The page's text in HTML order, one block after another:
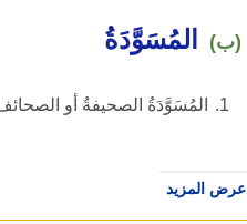
(ب) المُسَوَّدَةُ
المُسَوَّدَةُ الصحيفةُ أو
عرض المزيد